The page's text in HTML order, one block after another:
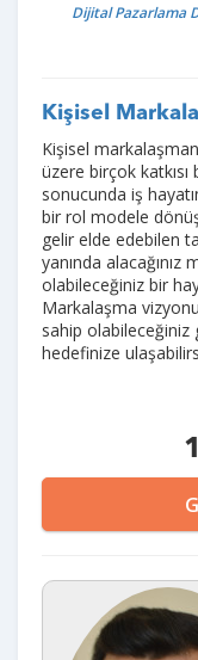
Dijital Pazarlama
Kişisel
Kişisel
üzere birçok
sonucunda iş
bir rol modele
gelir elde edebilen
yanında
olabileceğiniz bir
Markalaşma
sahip olabileceğiniz
hedefinize